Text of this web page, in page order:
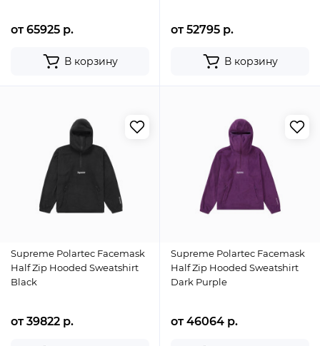
от 65925 р.
В корзину
от 52795 р.
В корзину
Supreme Polartec Facemask
Half Zip Hooded Sweatshirt
Black
от 39822 р.
Supreme Polartec Facemask
Half Zip Hooded Sweatshirt
Dark Purple
от 46064 р.